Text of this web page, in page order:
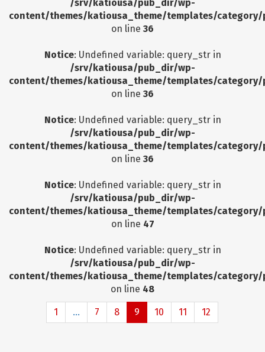
/srv/katiousa/pub_dir/wp-
content/themes/katiousa_theme/templates/
on line 36
Notice: Undefined variable: query_str in
/srv/katiousa/pub_dir/wp-
content/themes/katiousa_theme/templates/
on line 36
Notice: Undefined variable: query_str in
/srv/katiousa/pub_dir/wp-
content/themes/katiousa_theme/templates/
on line 36
Notice: Undefined variable: query_str in
/srv/katiousa/pub_dir/wp-
content/themes/katiousa_theme/templates/
on line 47
Notice: Undefined variable: query_str in
/srv/katiousa/pub_dir/wp-
content/themes/katiousa_theme/templates/
on line 48
1 ... 7 8 9 10 11 12